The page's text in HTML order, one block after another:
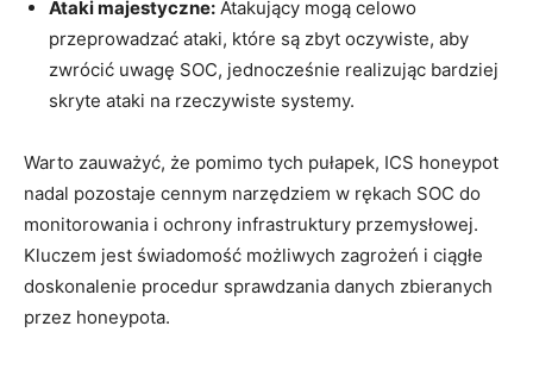
Ataki majestyczne: Atakujący ​mogą celowo
przeprowadzać​ ataki, które są ⁤zbyt oczywiste, aby
zwrócić uwagę SOC, jednocześnie realizując bardziej
skryte ataki na rzeczywiste systemy.
Warto zauważyć, że pomimo tych pułapek, ICS honeypot
nadal pozostaje ‍cennym narzędziem w rękach SOC do
monitorowania i ochrony‌ infrastruktury przemysłowej.
Kluczem ⁣jest świadomość możliwych zagrożeń i ciągłe
doskonalenie procedur sprawdzania danych zbieranych
przez honeypota.